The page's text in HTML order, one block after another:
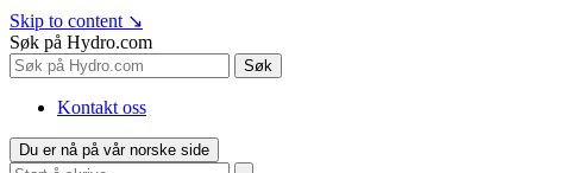
Skip to content ↘
Søk på Hydro.com
Søk
Kontakt oss
Du er nå på vår norske side